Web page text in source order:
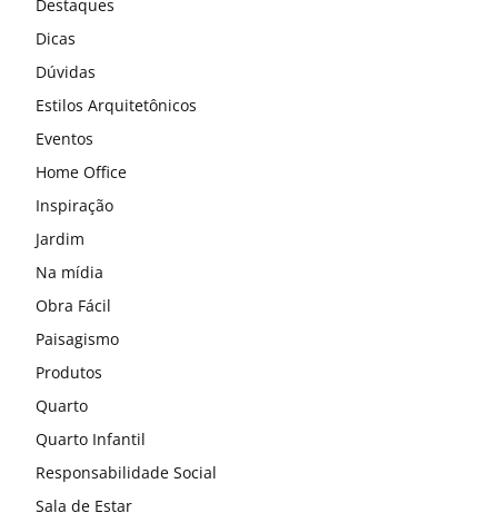
Destaques
Dicas
Dúvidas
Estilos Arquitetônicos
Eventos
Home Office
Inspiração
Jardim
Na mídia
Obra Fácil
Paisagismo
Produtos
Quarto
Quarto Infantil
Responsabilidade Social
Sala de Estar